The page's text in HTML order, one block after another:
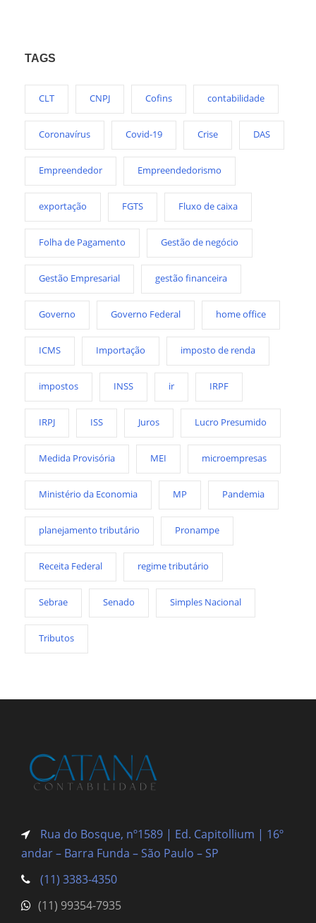
TAGS
CLT CNPJ Cofins contabilidade
Coronavírus Covid-19 Crise DAS
Empreendedor Empreendedorismo
exportação FGTS Fluxo de caixa
Folha de Pagamento Gestão de negócio
Gestão Empresarial gestão financeira
Governo Governo Federal home office
ICMS Importação imposto de renda
impostos INSS ir IRPF
IRPJ ISS Juros Lucro Presumido
Medida Provisória MEI microempresas
Ministério da Economia MP Pandemia
planejamento tributário Pronampe
Receita Federal regime tributário
Sebrae Senado Simples Nacional
Tributos
Rua do Bosque, nº1589 | Ed. Capitollium | 16º
andar – Barra Funda – São Paulo – SP
(11) 3383-4350
(11) 99354-7935